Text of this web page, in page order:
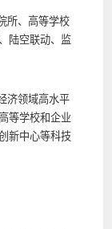
所、高等学校
陆空联动、监
济领域高水平
等学校和企业
新中心等科技